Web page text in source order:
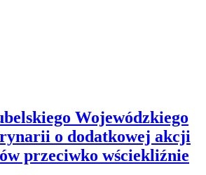
Wojewódzkiego
o dodatkowej akcji
przeciwko wściekliźnie